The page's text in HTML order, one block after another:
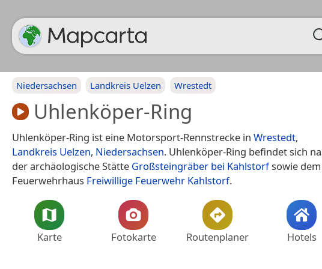
Niedersachsen Landkreis Uelzen Wrestedt
Uhlenköper-Ring
Uhlenköper-Ring ist eine Motorsport-Rennstrecke in Wrestedt,
Landkreis Uelzen, Niedersachsen. Uhlenköper-Ring befindet sich
der archäologische Stätte Großsteingräber bei Kahlstorfsowie dem
Feuerwehrhaus Freiwillige Feuerwehr Kahlstorf.
Karte Fotokarte Routenplaner Hotels